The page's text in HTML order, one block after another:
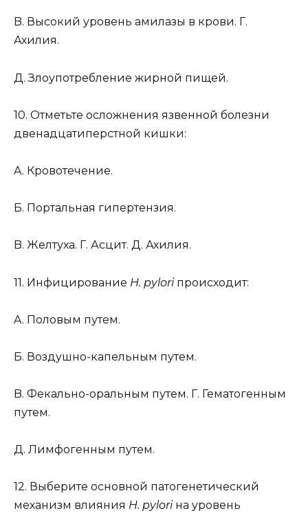
B. Высокий уровень амилазы в крови. Г.
Ахилия.
Д. Злоупотребление жирной пищей.
10. Отметьте осложнения язвенной болезни
двенадцатиперстной кишки:
A. Кровотечение.
Б. Портальная гипертензия.
B. Желтуха. Г. Асцит. Д. Ахилия.
11. Инфицирование H. pylori происходит:
A. Половым путем.
Б. Воздушно-капельным путем.
B. Фекально-оральным путем. Г. Гематогенным
путем.
Д. Лимфогенным путем.
12. Выберите основной патогенетический
механизм влияния H. pylori на уровень